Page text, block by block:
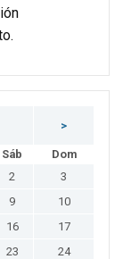
>
Sáb
Dom
2
3
9
10
16
17
23
24